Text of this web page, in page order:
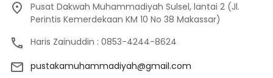
Pusat Dakwah Muhammadiyah Sulsel, lantai 2 (Jl.
Perintis Kemerdekaan KM 10 No 38 Makassar)
Haris Zainuddin : 0853-4244-8624
pustakamuhammadiyah@gmail.com